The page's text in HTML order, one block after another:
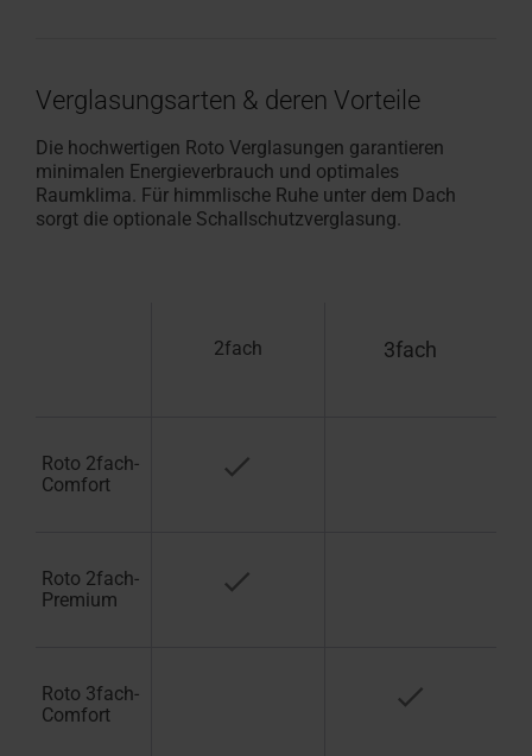
Verglasungsarten & deren Vorteile
Die hochwertigen Roto Verglasungen garantieren
minimalen Energieverbrauch und optimales
Raumklima. Für himmlische Ruhe unter dem Dach
sorgt die optionale Schallschutzverglasung.
Roto 2fach-
Comfort
Roto 2fach-
Premium
Roto 3fach-
Comfort
2fach 3fach